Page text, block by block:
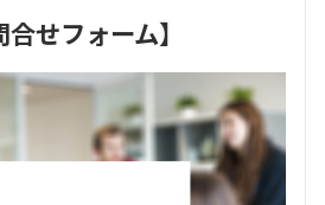
合せフォーム】